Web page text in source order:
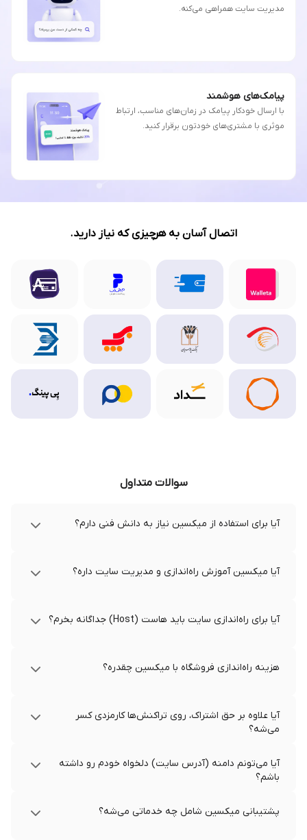
مدیریت سایت همراهی می‌کنه.
پیامک‌های هوشمند
با ارسال خودکار پیامک در زمان‌های مناسب، ارتباط
موثری با مشتری‌های خودتون برقرار کنید.
اتصال آسان به هرچیزی که نیاز دارید.
سوالات متداول
آیا برای استفاده از میکسین نیاز به دانش فنی دارم؟
آیا میکسین آموزش راه‌اندازی و مدیریت سایت داره؟
آیا برای راه‌اندازی سایت باید هاست (Host) جداگانه بخرم؟
هزینه راه‌اندازی فروشگاه با میکسین چقدره؟
آیا علاوه بر حق اشتراک، روی تراکنش‌ها کارمزدی کسر
می‌شه؟
آیا می‌تونم دامنه (آدرس سایت) دلخواه خودم رو داشته
باشم؟
پشتیبانی میکسین شامل چه خدماتی می‌شه؟